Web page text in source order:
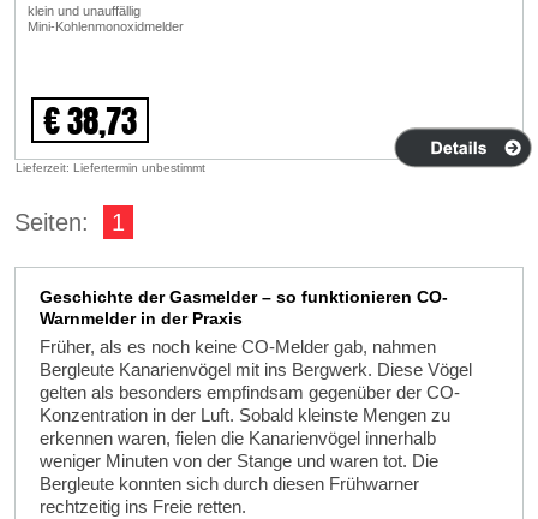
klein und unauffällig
Mini-Kohlenmonoxidmelder
€ 38,73
Lieferzeit: Liefertermin unbestimmt
Seiten: 1
Geschichte der Gasmelder – so funktionieren CO-
Warnmelder in der Praxis
Früher, als es noch keine CO-Melder gab, nahmen
Bergleute Kanarienvögel mit ins Bergwerk. Diese Vögel
gelten als besonders empfindsam gegenüber der CO-
Konzentration in der Luft. Sobald kleinste Mengen zu
erkennen waren, fielen die Kanarienvögel innerhalb
weniger Minuten von der Stange und waren tot. Die
Bergleute konnten sich durch diesen Frühwarner
rechtzeitig ins Freie retten.